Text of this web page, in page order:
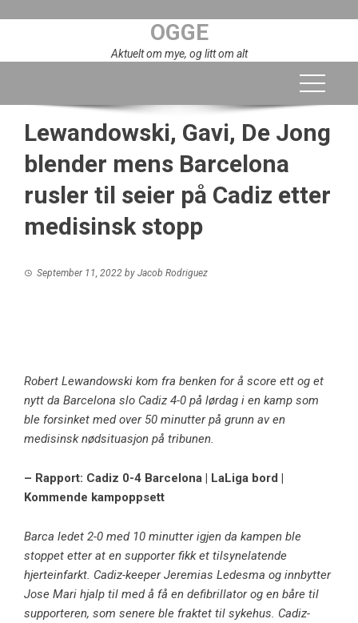
OGGE
Aktuelt om mye, og litt om alt
Lewandowski, Gavi, De Jong
blender mens Barcelona
rusler til seier på Cadiz etter
medisinsk stopp
September 11, 2022 by Jacob Rodriguez
Robert Lewandowski kom fra benken for å score ett og et
nytt da Barcelona slo Cadiz 4-0 på lørdag i en kamp som
ble forsinket med over 50 minutter på grunn av en
medisinsk nødsituasjon på tribunen.
– Rapport: Cadiz 0-4 Barcelona | LaLiga bord |
Kommende kampoppsett
Barca ledet 2-0 med 10 minutter igjen da kampen ble
stoppet etter at en supporter fikk et tilsynelatende
hjerteinfarkt. Cadiz-keeper Jeremias Ledesma og innbytter
Jose Mari hjalp til med å få en defibrillator og en båre til
supporteren, som senere ble fraktet til sykehus. Cadiz-